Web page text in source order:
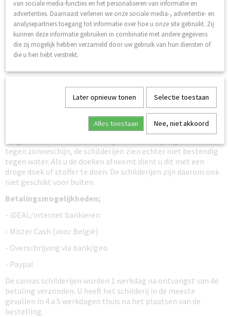
kunnen direct opgehangen worden aan de muur. Het frame
heeft een dikte van circa 12 mm.
De schilderijen zijn geschikt voor een ‘rails systeem’ het
schilderij heeft een totaal gewicht van circa 4 kilogram.
Uiteraard is het ook mogelijk de schilderijen aan een haakje op
gestart zijn, deze zijn van hoogwaardige kwaliteit en worden
Er wordt gebruik gemaakt van hoogwaardige glicé inkt, deze
zorgt ervoor dat de schilderijen niet verkleuren en dus een
tegen zonneschijn, de schilderijen zien echter niet bestendig
tegen water. Als u de doeken afneemt dient u dit met een
droge doek of stoffer te doen. De schilderijen zijn daarom ook
niet geschikt voor buiten.
Betalingsmogelijkheden;
- iDEAL/internet bankieren
- Mister Cash (voor België)
- Overschrijving via bank/giro
- Paypal
De canvas schilderijen worden 1 werkdag na ontvangst van de
betaling verzonden. U heeft het schilderij in de meeste
gevallen in 4 a 5 werkdagen thuis na het plaatsen van de
bestelling.
van sociale media-functies en het personaliseren van informatie en
advertenties. Daarnaast verlenen we onze sociale media-, advertentie- en
analysepartners toegang tot informatie over hoe u onze site gebruikt. Zij
kunnen deze informatie gebruiken in combinatie met andere gegevens
die zij mogelijk hebben verzameld door uw gebruik van hun diensten of
die u hen hebt verstrekt.
Later opnieuw tonen Selectie toestaan
Alles toestaan Nee, niet akkoord